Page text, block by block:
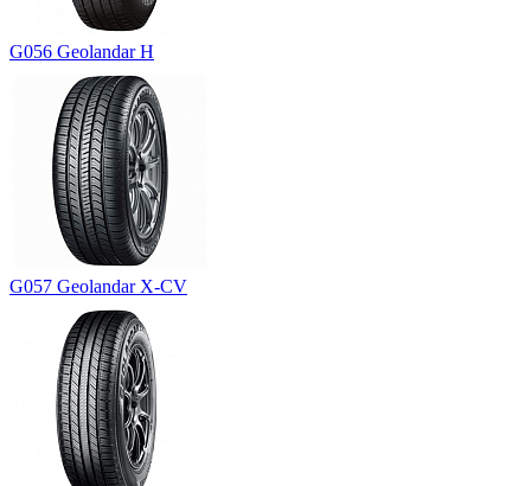
G056 Geolandar H
G057 Geolandar X-CV